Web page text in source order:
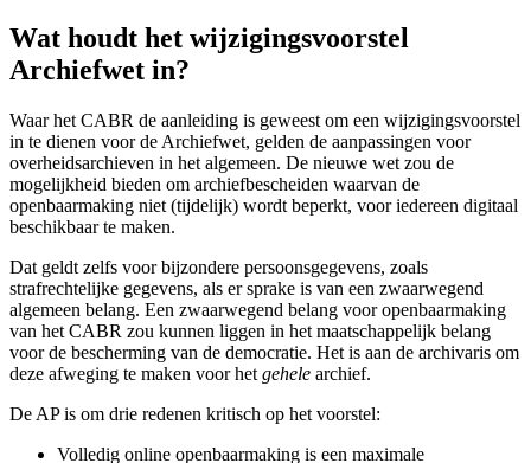
Wat houdt het wijzigingsvoorstel
Archiefwet in?
Waar het CABR de aanleiding is geweest om een wijzigingsvoorstel
in te dienen voor de Archiefwet, gelden de aanpassingen voor
overheidsarchieven in het algemeen. De nieuwe wet zou de
mogelijkheid bieden om archiefbescheiden waarvan de
openbaarmaking niet (tijdelijk) wordt beperkt, voor iedereen digitaal
beschikbaar te maken.
Dat geldt zelfs voor bijzondere persoonsgegevens, zoals
strafrechtelijke gegevens, als er sprake is van een zwaarwegend
algemeen belang. Een zwaarwegend belang voor openbaarmaking
van het CABR zou kunnen liggen in het maatschappelijk belang
voor de bescherming van de democratie. Het is aan de archivaris om
deze afweging te maken voor het gehele archief.
De AP is om drie redenen kritisch op het voorstel:
Volledig online openbaarmaking is een maximale